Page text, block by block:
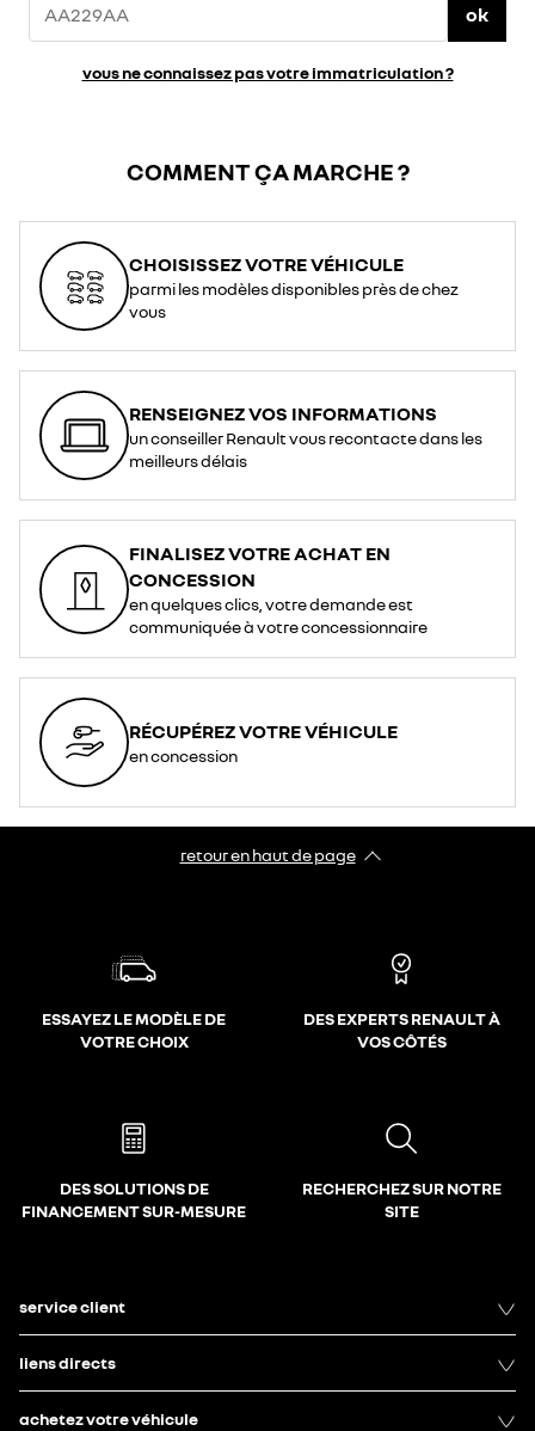
ok
vous ne connaissez pas votre immatriculation ?
COMMENT ÇA MARCHE ?
CHOISISSEZ VOTRE VÉHICULE
parmi les modèles disponibles près de chez
vous
RENSEIGNEZ VOS INFORMATIONS
un conseiller Renault vous recontacte dans les
meilleurs délais
FINALISEZ VOTRE ACHAT EN
CONCESSION
en quelques clics, votre demande est
communiquée à votre concessionnaire
RÉCUPÉREZ VOTRE VÉHICULE
en concession
retour en haut de page​
ESSAYEZ LE MODÈLE DE
VOTRE CHOIX
DES EXPERTS RENAULT À
VOS CÔTÉS
DES SOLUTIONS DE
FINANCEMENT SUR-MESURE
RECHERCHEZ SUR NOTRE
SITE
service client
liens directs
achetez votre véhicule